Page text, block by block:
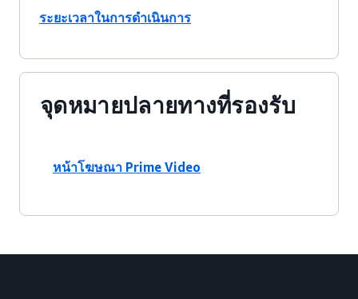
ระยะเวลาในการดำเนินการ
จุดหมายปลายทางที่รองรับ
หน้าโฆษณา Prime Video